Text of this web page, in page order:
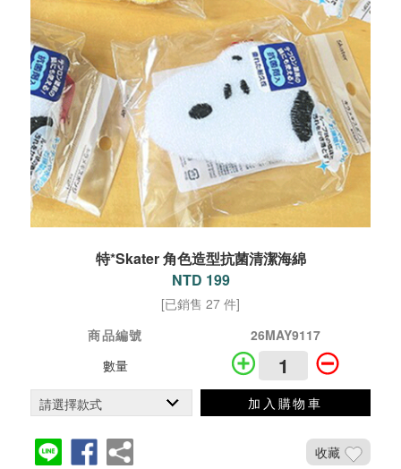
特*Skater 角色造型抗菌清潔海綿
NTD 199
[已銷售 27 件]
商品編號
26MAY9117
數量
加入購物車
收藏